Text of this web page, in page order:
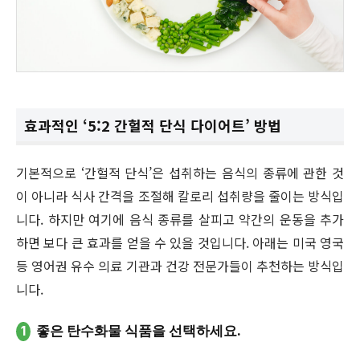
효과적인 ‘5:2 간헐적 단식 다이어트’ 방법
기본적으로 ‘간헐적 단식’은 섭취하는 음식의 종류에 관한 것
이 아니라 식사 간격을 조절해 칼로리 섭취량을 줄이는 방식입
니다. 하지만 여기에 음식 종류를 살피고 약간의 운동을 추가
하면 보다 큰 효과를 얻을 수 있을 것입니다. 아래는 미국 영국
등 영어권 유수 의료 기관과 건강 전문가들이 추천하는 방식입
니다.
1 좋은 탄수화물 식품을 선택하세요.